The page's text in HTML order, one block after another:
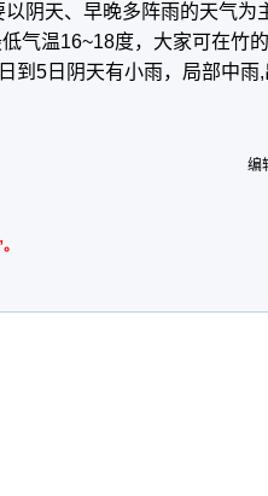
以阴天、早晚多阵雨的天气为
气温16~18度，大家可在竹
到5日阴天有小雨，局部中
编